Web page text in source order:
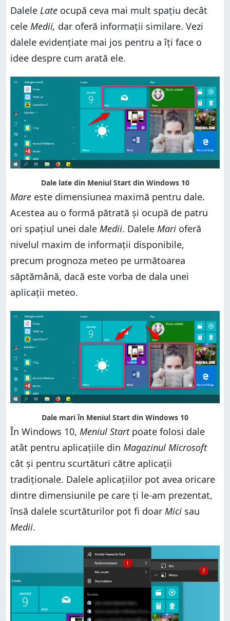
Dalele Late ocupă ceva mai mult spațiu decât
cele Medii, dar oferă informații similare. Vezi
dalele evidențiate mai jos pentru a îți face o
idee despre cum arată ele.
Dale late din Meniul Start din Windows 10
Mare este dimensiunea maximă pentru dale.
Acestea au o formă pătrată și ocupă de patru
ori spațiul unei dale Medii. Dalele Mari oferă
nivelul maxim de informații disponibile,
precum prognoza meteo pe următoarea
săptămână, dacă este vorba de dala unei
aplicații meteo.
Dale mari în Meniul Start din Windows 10
În Windows 10, Meniul Startpoate folosi dale
atât pentru aplicațiile din Magazinul Microsoft
cât și pentru scurtături către aplicații
tradiționale. Dalele aplicațiilor pot avea oricare
dintre dimensiunile pe care ți le-am prezentat,
însă dalele scurtăturilor pot fi doar Mici sau
Medii.